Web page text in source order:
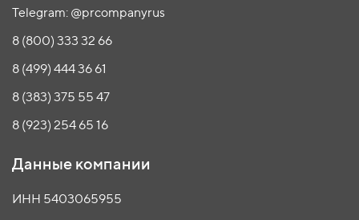
Telegram: @prcompanyrus
8 (800) 333 32 66
8 (499) 444 36 61
8 (383) 375 55 47
8 (923) 254 65 16
Данные компании
ИНН 5403065955